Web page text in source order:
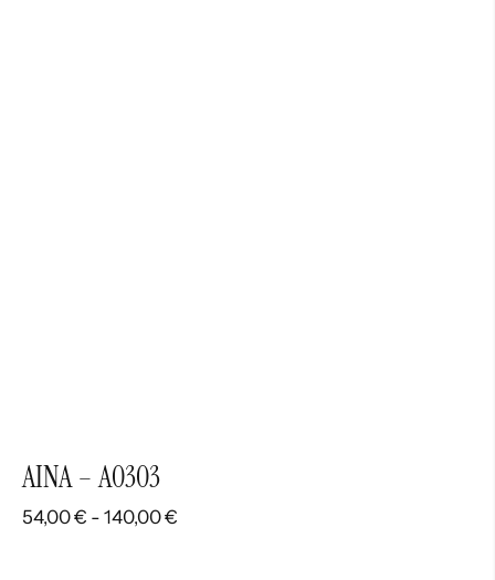
AINA – A0303
54,00€ - 140,00€